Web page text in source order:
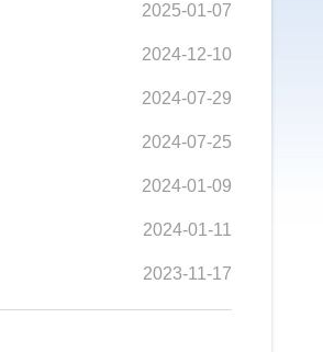
2025-01-07
2024-12-10
2024-07-29
2024-07-25
2024-01-09
2024-01-11
2023-11-17